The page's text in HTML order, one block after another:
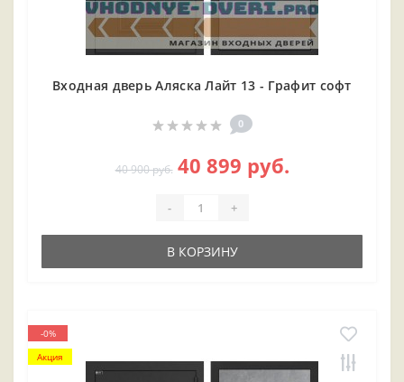
Входная дверь Аляска Лайт 13 - Графит софт
0
40 900 руб. 40 899 руб.
- +
В КОРЗИНУ
-0%
Акция